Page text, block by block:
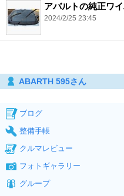
アバルトの純正ワ
2024/2/25 23:45
ABARTH 595さん
ブログ
整備手帳
クルマレビュー
フォトギャラリー
グループ